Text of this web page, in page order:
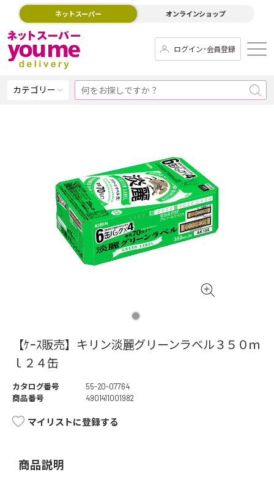
ネットスーパー オンラインショップ
ログイン･会員登録
カテゴリー
【ｹｰｽ販売】キリン淡麗グリーンラベル３５０ｍ
ｌ２４缶
カタログ番号
55-20-07764
商品番号
4901411001982
マイリストに登録する
商品説明